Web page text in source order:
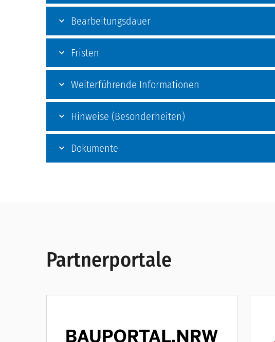
Bearbeitungsdauer
Fristen
Weiterführende Informationen
Hinweise (Besonderheiten)
Dokumente
Partnerportale